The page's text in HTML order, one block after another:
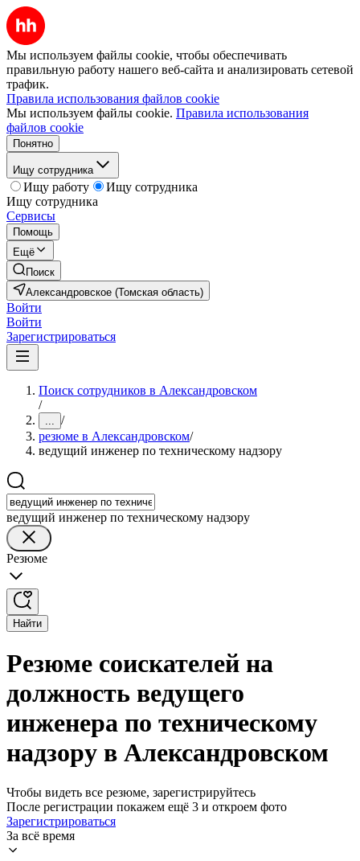
Мы используем файлы cookie, чтобы обеспечивать
правильную работу нашего веб-сайта и анализировать сетевой
трафик.
Правила использования файлов cookie
Мы используем файлы cookie. Правила использования
файлов cookie
Понятно
Ищу сотрудника
Ищу работу
Ищу сотрудника
Ищу сотрудника
Сервисы
Помощь
Ещё
Поиск
Александровское (Томская область)
Войти
Войти
Зарегистрироваться
Поиск сотрудников в Александровском
/
... /
резюме в Александровском/
ведущий инженер по техническому надзору
ведущий инженер по техническому надзору
Резюме
Найти
Резюме соискателей на
должность ведущего
инженера по техническому
надзору в Александровском
Чтобы видеть все резюме, зарегистрируйтесь
После регистрации покажем ещё 3 и откроем фото
Зарегистрироваться
За всё время